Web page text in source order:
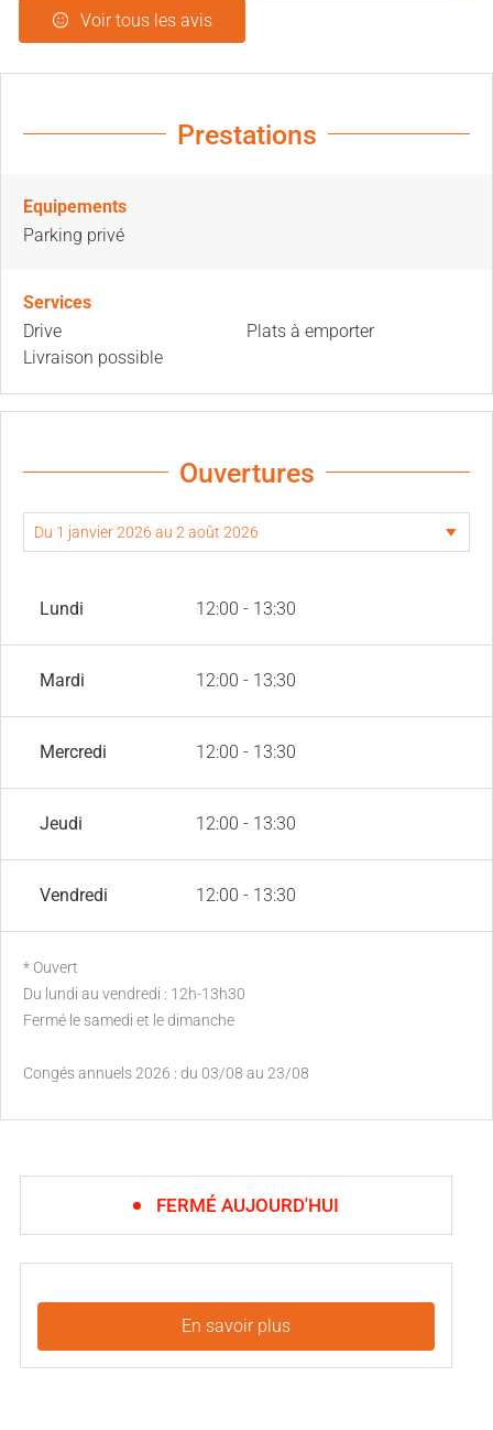
Voir tous les avis
Prestations
Equipements
Parking privé
Services
Drive
Livraison possible
Plats à emporter
Ouvertures
Lundi 12:00 - 13:30
Mardi 12:00 - 13:30
Mercredi 12:00 - 13:30
Jeudi 12:00 - 13:30
Vendredi 12:00 - 13:30
* Ouvert
Du lundi au vendredi : 12h-13h30
Fermé le samedi et le dimanche
Congés annuels 2026 : du 03/08 au 23/08
FERMÉ AUJOURD'HUI
En savoir plus